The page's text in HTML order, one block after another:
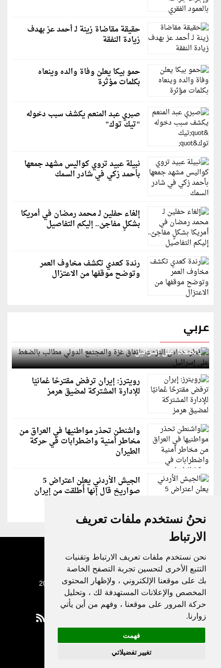
نحنُ نستخدم ملفات تعريف
الارتباط
نحن نستخدم ملفات تعريف الارتباط وتقنيات
التتبع الأخرى لتحسين تجربة التصفح الخاصة
بك على موقعنا الإلكتروني ، ولإظهار المحتوى
المخصص والإعلانات المستهدفة لك ، وتحليل
حركة المرور على موقعنا ، وفهم من أين يأتي
زوارنا.
فهمت
تغيير تفضيلاتي
حقيقة مقاضاة زينة لـ أحمد عز بهدف
زيادة النفقة
حمو بيكا يعلن وفاة والده وينعاه
بكلمات مؤثرة
صبري عبد المنعم يكشف سبب دخوله
"تيك توك"
نبيلة عبيد تروي كواليس مشهد جمعها
بأحمد زكي في شادر السمك
إلغاء حفلين لـ محمد رمضان في أمريكا
بشكلٍ مفاجئ.. إليكم التفاصيل
رندة كعدي تكشف مخاوف العمر
وتوضح موقفها من الاعتزال
عربي
قطر: حماس التزمت باتفاق غزة والمجتمع الدولي مطالب
بالضغط على إسرائيل
رويترز: إيران ترفض مقترحًا عُمانيًا
للإدارة المشتركة لمضيق هرمز
واشنطن تحذر مواطنيها في العراق من
مخاطر أمنية واضطرابات في حركة
الطيران
الجيش الأردني يعلن اعتراض 5
صواريخ قال إنها أُطلقت من إيران
جميع الحقوق محفوظة لدنيا الوطن © 2003 - 2022
Privacy Policy